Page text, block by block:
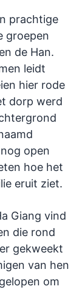
prachtige
groepen
de Han.
leidt
hier rode
dorp werd
open
hoe het
eruit ziet.
Giang vind
die rond
gekweekt
van hen
om